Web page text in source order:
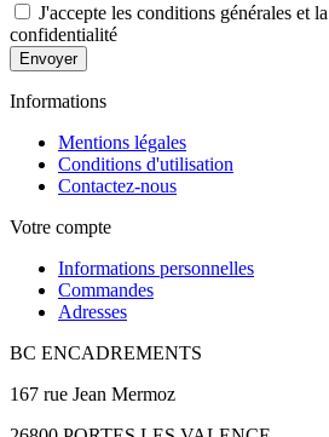
J'accepte les conditions générales et
confidentialité
Envoyer
Informations
Mentions légales
Conditions d'utilisation
Contactez-nous
Votre compte
Informations personnelles
Commandes
Adresses
BC ENCADREMENTS
167 rue Jean Mermoz